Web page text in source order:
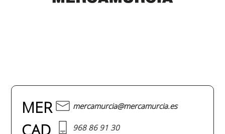
MER
CAD
mercamurcia@mercamurcia.es
968 86 91 30